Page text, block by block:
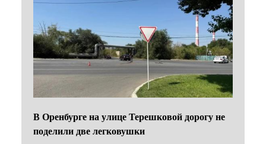
В Оренбурге на улице Терешковой дорогу не
поделили две легковушки